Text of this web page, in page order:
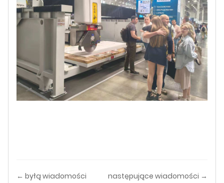
← byłą wiadomości następujące wiadomości →